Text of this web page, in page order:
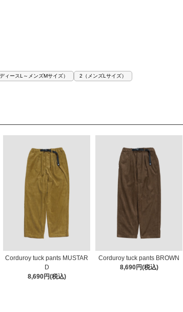
ィースL～メンズMサイズ） 2（メンズLサイズ）
Corduroy tuck pants MUSTAR
D
8,690円(税込)
Corduroy tuck pants BROWN
8,690円(税込)